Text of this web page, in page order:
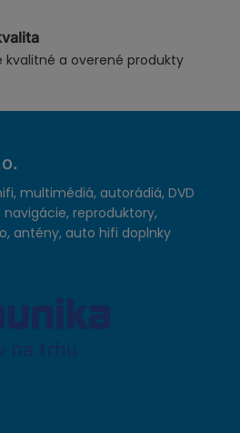
kvalitné a overené produkty
multimédiá, autorádiá, DVD
navigácie, reproduktory,
antény, auto hifi doplnky